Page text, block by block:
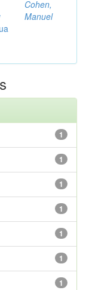
Cohen,
Manuel
1
1
1
1
1
1
1